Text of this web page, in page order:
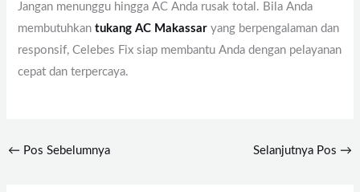
Jangan menunggu hingga AC Anda rusak total. Bila Anda
membutuhkantukang AC Makassar yang berpengalaman dan
responsif, Celebes Fix siap membantu Anda dengan pelayanan
cepat dan terpercaya.
← Pos Sebelumnya Selanjutnya Pos →